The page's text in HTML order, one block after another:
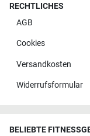
RECHTLICHES
AGB
Cookies
Versandkosten
Widerrufsformular
BELIEBTE